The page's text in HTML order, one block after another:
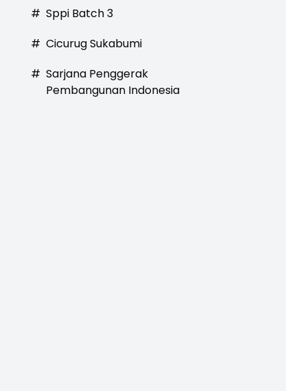
# Sppi Batch 3
# Cicurug Sukabumi
# Sarjana Penggerak
Pembangunan Indonesia